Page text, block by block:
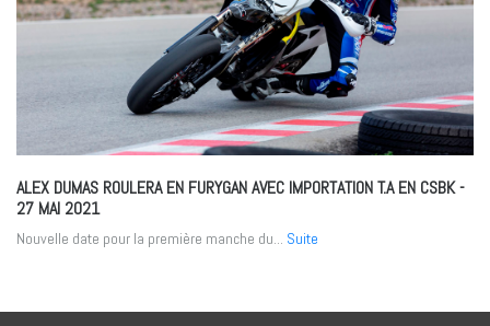
ALEX DUMAS ROULERA EN FURYGAN AVEC IMPORTATION T.A EN CSBK-
27 MAI 2021
Nouvelle date pour la première manche du... Suite